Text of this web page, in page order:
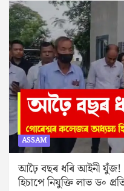
ASSAM
আঢ়ৈ বছৰ ধৰি আইনী যুঁজ!
হিচাপে নিযুক্তি লাভ ড৹